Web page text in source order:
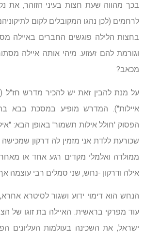
בכך מהווה שעת חצות בעיני הזוהר, את
לרחמים (לכן נהגו המקובלים לקום
בחצות הלילה פוגשים החברים באיילה
וגורמת להם זעזוע. מיהי אותה איילה
מכאב?
על מנת להבין זאת יש להכיר מדרש חז"ל
איילות"). המדרש מופיע במסכת בבא
הפסוק 'חולל אילות תשמור' באופן הבא:
שכורעת ללדת אני מזמין לה דרקון
ממולדה ואלמלי מקדים רגע אחד או
אילה ודרקון -נחש, שני סמלים רבי עוצמה
הנחש הוא דימוי ידוע ושגור לסיטרא
עוד מפרקי בראשית. האיילה בת זוגו של
ישראל, את השכינה בעולמות העליונים